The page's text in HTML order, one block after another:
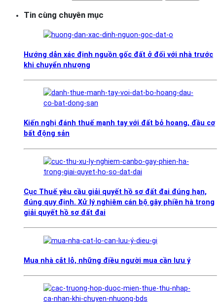
Tin cùng chuyên mục
Hướng dẫn xác định nguồn gốc đất ở đối với nhà trước
khi chuyển nhượng
Kiến nghị đánh thuế mạnh tay với đất bỏ hoang, đầu cơ
bất động sản
Cục Thuế yêu cầu giải quyết hồ sơ đất đai đúng hạn,
đúng quy định. Xử lý nghiêm cán bộ gây phiền hà trong
giải quyết hồ sơ đất đai
Mua nhà cắt lỗ, những điều người mua cần lưu ý